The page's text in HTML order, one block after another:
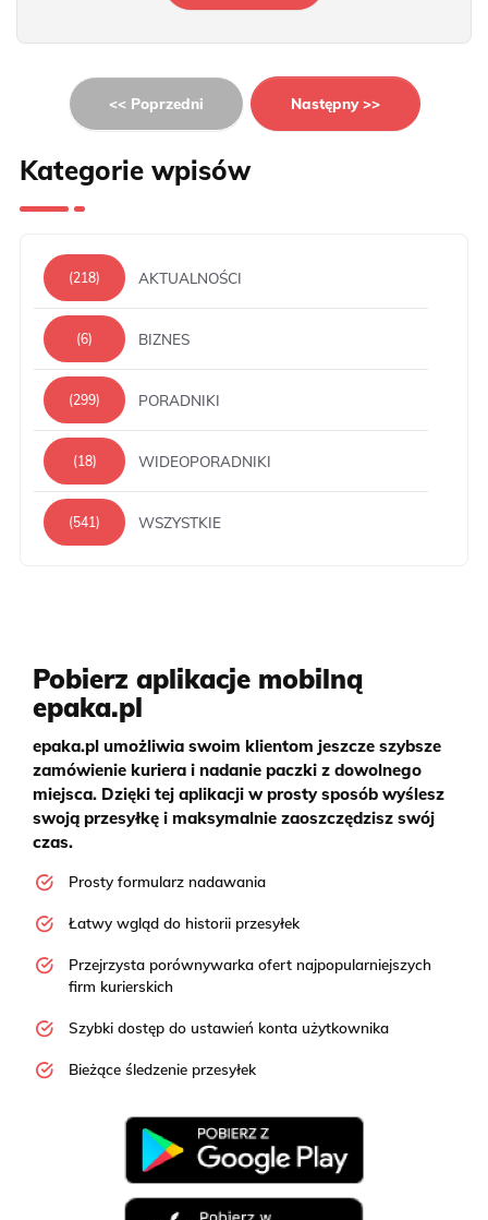
<< Poprzedni Następny >>
Kategorie wpisów
(218) AKTUALNOŚCI
(6) BIZNES
(299) PORADNIKI
(18) WIDEOPORADNIKI
(541) WSZYSTKIE
Pobierz aplikacje mobilną
epaka.pl
epaka.pl umożliwia swoim klientom jeszcze szybsze
zamówienie kuriera i nadanie paczki z dowolnego
miejsca. Dzięki tej aplikacji w prosty sposób wyślesz
swoją przesyłkę i maksymalnie zaoszczędzisz swój
czas.
Prosty formularz nadawania
Łatwy wgląd do historii przesyłek
Przejrzysta porównywarka ofert najpopularniejszych
firm kurierskich
Szybki dostęp do ustawień konta użytkownika
Bieżące śledzenie przesyłek